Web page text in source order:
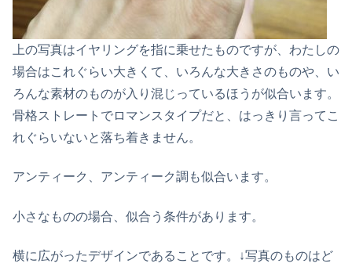
上の写真はイヤリングを指に乗せたものですが、わたしの
場合はこれぐらい大きくて、いろんな大きさのものや、い
ろんな素材のものが入り混じっているほうが似合います。
骨格ストレートでロマンスタイプだと、はっきり言ってこ
れぐらいないと落ち着きません。
アンティーク、アンティーク調も似合います。
小さなものの場合、似合う条件があります。
横に広がったデザインであること です。↓写真のものはど